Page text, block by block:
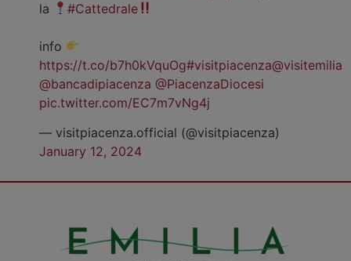
la
#Cattedrale
info
https://t.co/b7h0kVquOg#visitpiacenza@visitemilia
@bancadipiacenza @PiacenzaDiocesi
pic.twitter.com/EC7m7vNg4j
— visitpiacenza.official (@visitpiacenza)
January 12, 2024